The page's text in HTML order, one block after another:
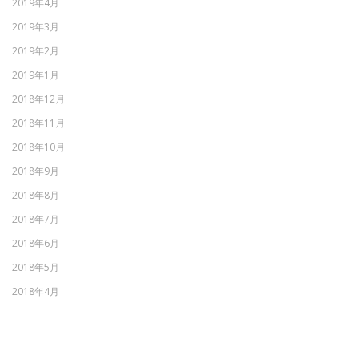
2019年4月
2019年3月
2019年2月
2019年1月
2018年12月
2018年11月
2018年10月
2018年9月
2018年8月
2018年7月
2018年6月
2018年5月
2018年4月